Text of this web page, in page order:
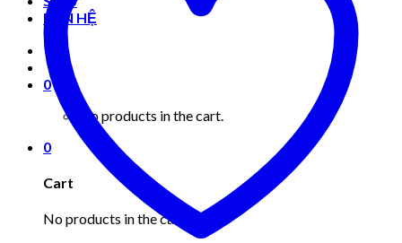
LIÊN HỆ
0
No products in the cart.
0
Cart
No products in the cart.